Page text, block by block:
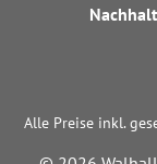
Alle Preise inkl.